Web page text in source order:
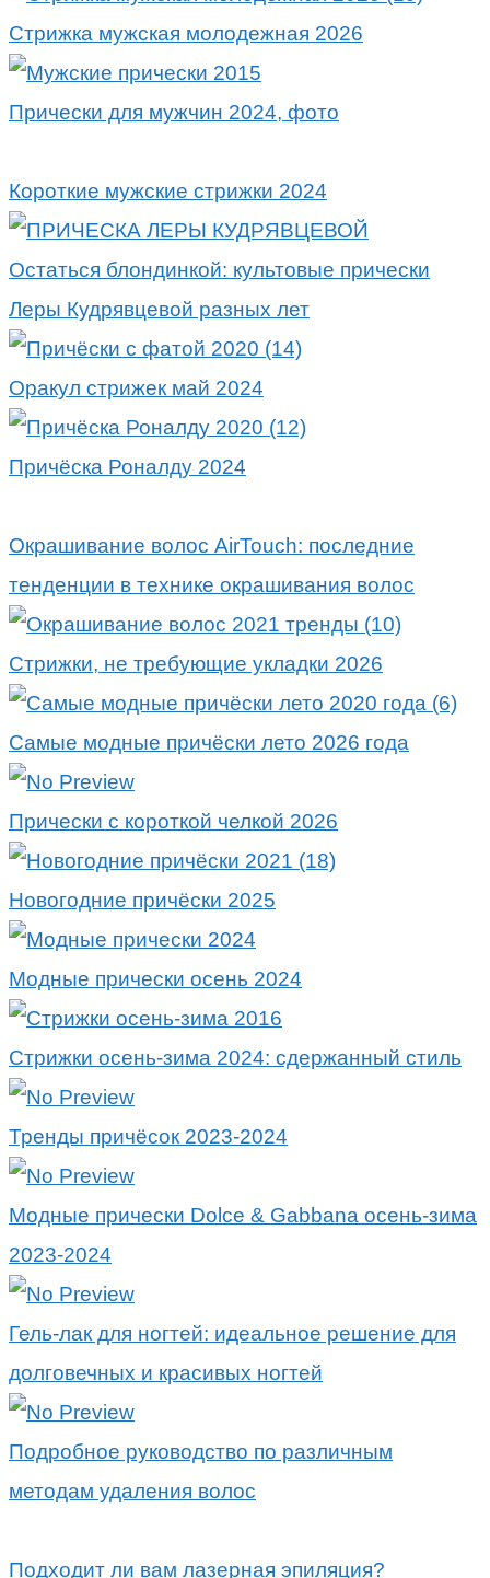
Стрижка мужская молодежная 2026
Прически для мужчин 2024, фото
Короткие мужские стрижки 2024
Остаться блондинкой: культовые прически
Леры Кудрявцевой разных лет
Оракул стрижек май 2024
Причёска Роналду 2024
Окрашивание волос AirTouch: последние
тенденции в технике окрашивания волос
Стрижки, не требующие укладки 2026
Самые модные причёски лето 2026 года
Прически с короткой челкой 2026
Новогодние причёски 2025
Модные прически осень 2024
Стрижки осень-зима 2024: сдержанный стиль
Тренды причёсок 2023-2024
Модные прически Dolce & Gabbana осень-зима
2023-2024
Гель-лак для ногтей: идеальное решение для
долговечных и красивых ногтей
Подробное руководство по различным
методам удаления волос
Подходит ли вам лазерная эпиляция?